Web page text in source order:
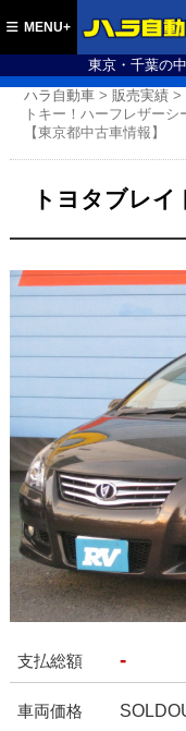
東京・千葉の
MENU+
ハラ自動車 >販売実績 >
トキー！ハーフレザー
【東京都中古車情報】
トヨタブレイ
支払総額 -
車両価格